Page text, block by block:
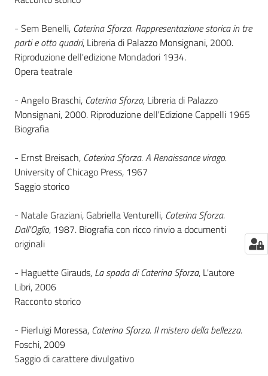
- Sem Benelli, Caterina Sforza. Rappresentazione storica in tre
parti e otto quadri, Libreria di Palazzo Monsignani, 2000.
Riproduzione dell'edizione Mondadori 1934.
Opera teatrale
- Angelo Braschi, Caterina Sforza, Libreria di Palazzo
Monsignani, 2000. Riproduzione dell'Edizione Cappelli 1965
Biografia
- Ernst Breisach, Caterina Sforza. A Renaissance virago.
University of Chicago Press, 1967
Saggio storico
- Natale Graziani, Gabriella Venturelli, Caterina Sforza.
Dall'Oglio, 1987. Biografia con ricco rinvio a documenti
originali
- Haguette Girauds, La spada di Caterina Sforza, L'autore
Libri, 2006
Racconto storico
- Pierluigi Moressa, Caterina Sforza. Il mistero della bellezza.
Foschi, 2009
Saggio di carattere divulgativo